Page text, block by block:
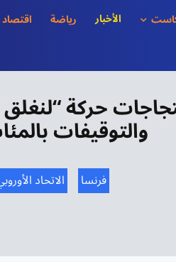
الأخبار رياضة اقتصاد
والتوقيفات
الاتحاد
فرنسا